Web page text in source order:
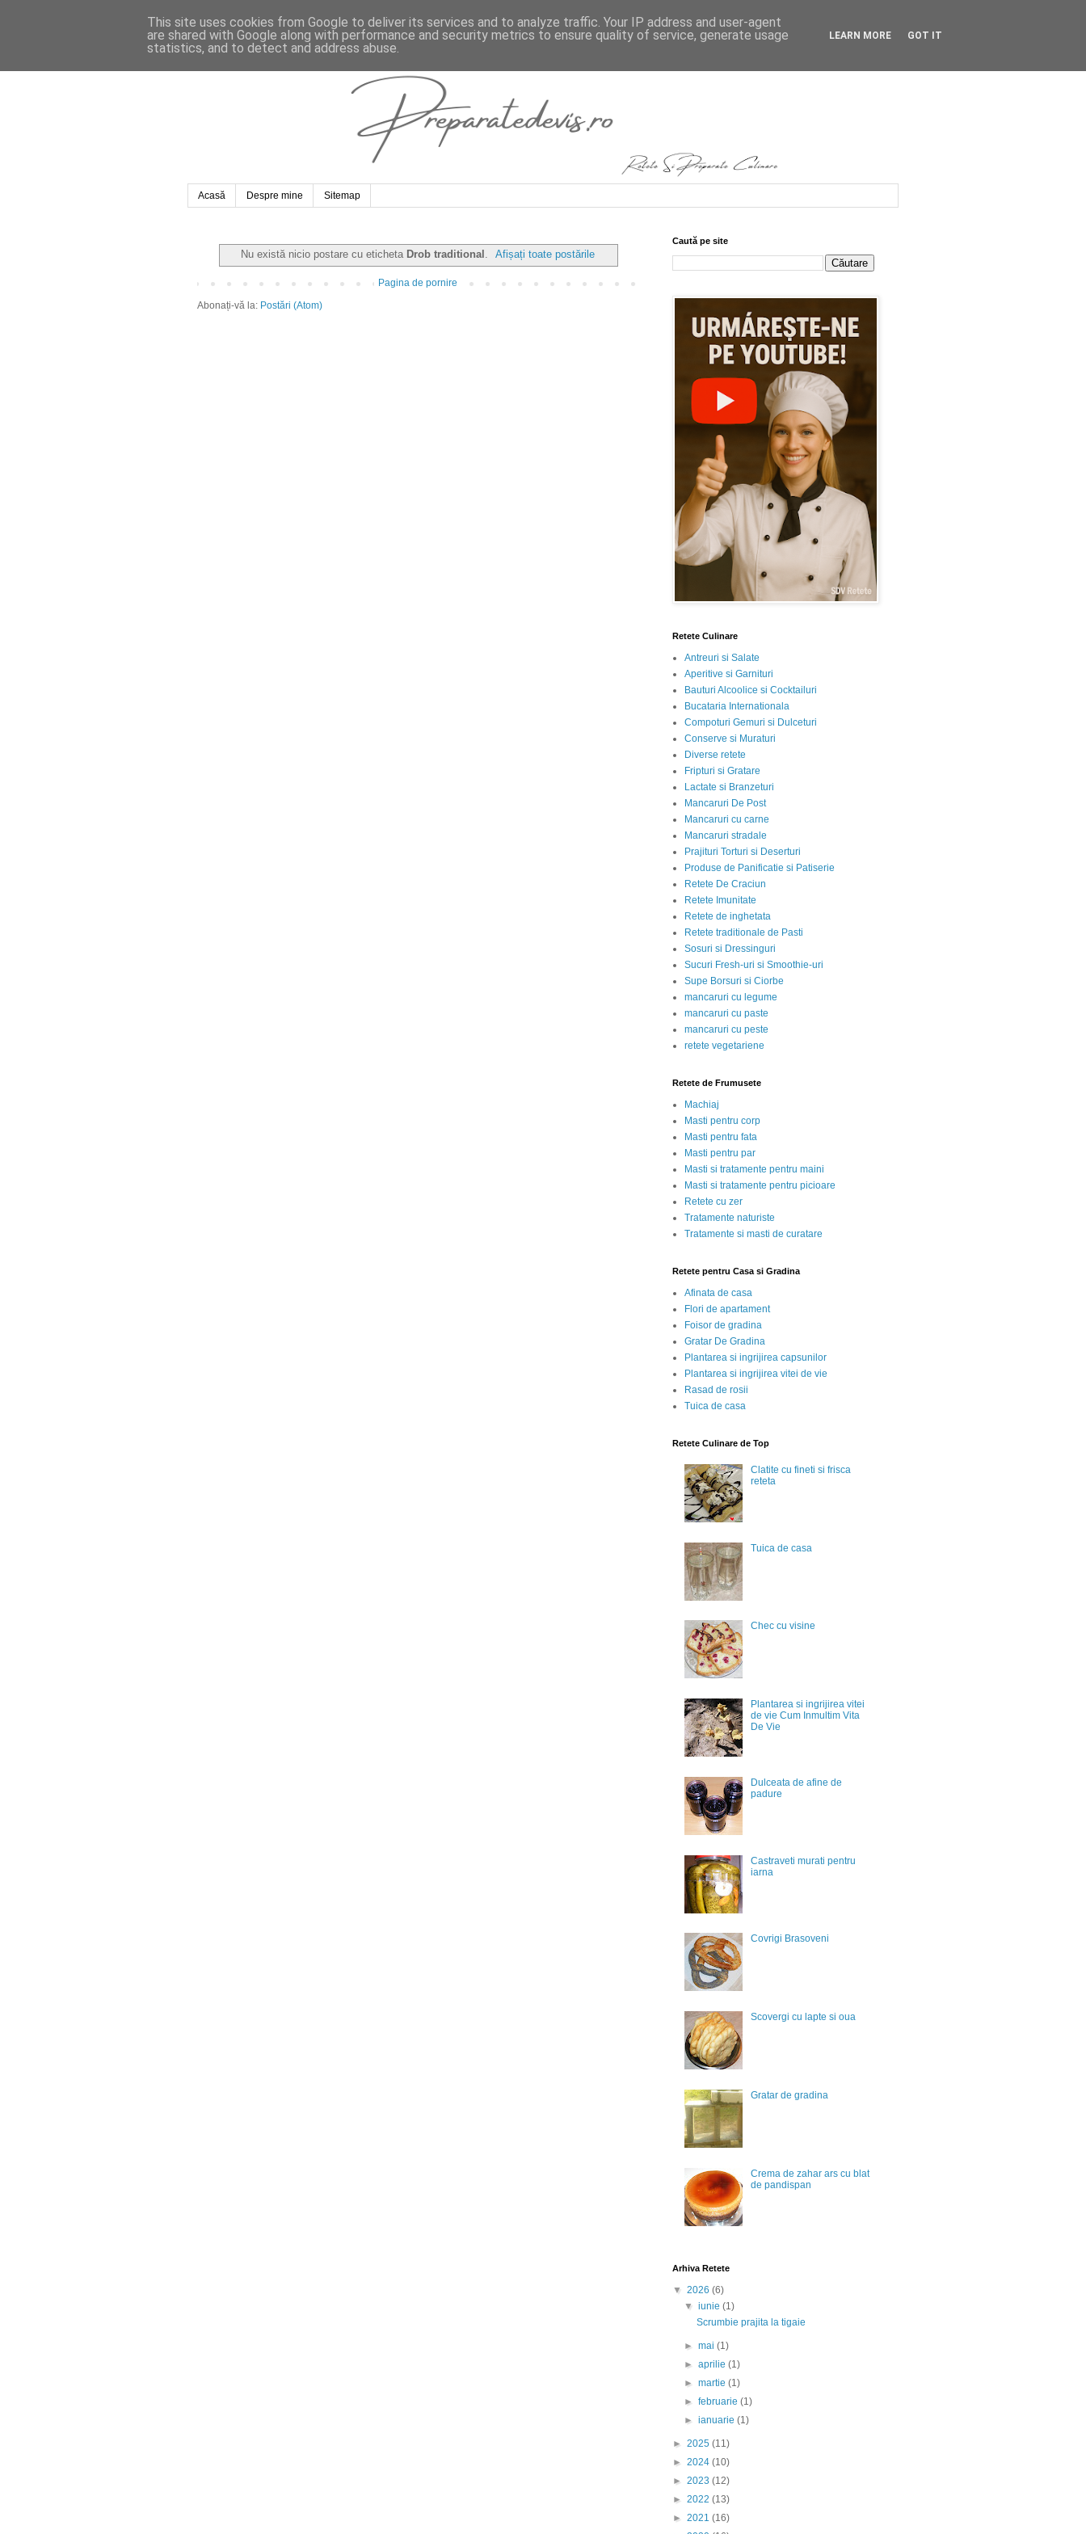
Acasă Despre mine Sitemap
Nu există nicio postare cu eticheta Drob traditional . Afișați toate postările
Pagina de pornire
Abonați-vă la: Postări (Atom)
Caută pe site
Retete Culinare
Antreuri si Salate
Aperitive si Garnituri
Bauturi Alcoolice si Cocktailuri
Bucataria Internationala
Compoturi Gemuri si Dulceturi
Conserve si Muraturi
Diverse retete
Fripturi si Gratare
Lactate si Branzeturi
Mancaruri De Post
Mancaruri cu carne
Mancaruri stradale
Prajituri Torturi si Deserturi
Produse de Panificatie si Patiserie
Retete De Craciun
Retete Imunitate
Retete de inghetata
Retete traditionale de Pasti
Sosuri si Dressinguri
Sucuri Fresh-uri si Smoothie-uri
Supe Borsuri si Ciorbe
mancaruri cu legume
mancaruri cu paste
mancaruri cu peste
retete vegetariene
Retete de Frumusete
Machiaj
Masti pentru corp
Masti pentru fata
Masti pentru par
Masti si tratamente pentru maini
Masti si tratamente pentru picioare
Retete cu zer
Tratamente naturiste
Tratamente si masti de curatare
Retete pentru Casa si Gradina
Afinata de casa
Flori de apartament
Foisor de gradina
Gratar De Gradina
Plantarea si ingrijirea capsunilor
Plantarea si ingrijirea vitei de vie
Rasad de rosii
Tuica de casa
Retete Culinare de Top
Clatite cu fineti si frisca
reteta
Tuica de casa
Chec cu visine
Plantarea si ingrijirea vitei
de vie Cum Inmultim Vita
De Vie
Dulceata de afine de
padure
Castraveti murati pentru
iarna
Covrigi Brasoveni
Scovergi cu lapte si oua
Gratar de gradina
Crema de zahar ars cu blat
de pandispan
Arhiva Retete
▼ 2026 (6)
▼iunie(1)
Scrumbie prajita la tigaie
►mai(1)
►aprilie(1)
►martie(1)
►februarie(1)
►ianuarie(1)
► 2025 (11)
► 2024 (10)
► 2023 (12)
► 2022 (13)
► 2021 (16)
This site uses cookies from Google to deliver its services and to analyze traffic. Your IP address and user-agent
are shared with Google along with performance and security metrics to ensure quality of service, generate usage
statistics, and to detect and address abuse.
LEARN MORE GOT IT